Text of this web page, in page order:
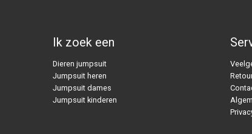
Ik zoek een
Dieren jumpsuit
Jumpsuit heren
Jumpsuit dames
Jumpsuit kinderen